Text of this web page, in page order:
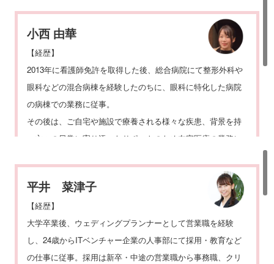
小西 由華
【経歴】
2013年に看護師免許を取得した後、総合病院にて整形外科や
眼科などの混合病棟を経験したのちに、眼科に特化した病院
の病棟での業務に従事。
その後は、ご自宅や施設で療養される様々な疾患、背景を持
つ方々の日常に寄り添ったサポートのため在宅医療の業務に
急性期から在宅療養まで各ステージでの看護知識を生かし、
現在は医療専門でホームページ制作を行う株式会社Method in
novationでのディレクター業務に従事。
【資格】
看護師
平井 菜津子
【経歴】
大学卒業後、ウェディングプランナーとして営業職を経験
し、24歳からITベンチャー企業の人事部にて採用・教育など
の仕事に従事。採用は新卒・中途の営業職から事務職、クリ